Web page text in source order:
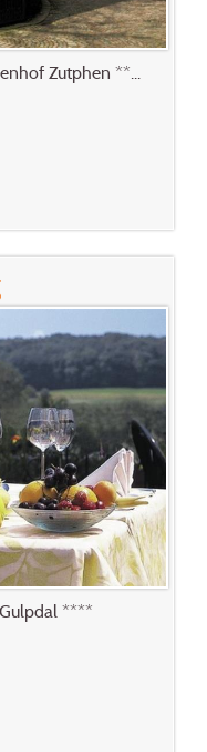
Zutphen **...
****